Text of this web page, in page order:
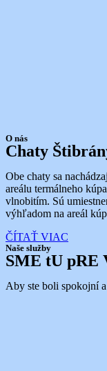
O nás
Chaty
Obe chaty sa
areálu termálneho
vlnobitím. Sú
výhľadom na areál
ČÍTAŤ VIAC
Naše služby
SME tU pRE
Aby ste boli spokojní